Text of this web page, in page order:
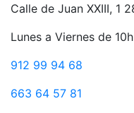
Calle de Juan XXIII, 1
Lunes a Viernes de
912 99 94 68
663 64 57 81